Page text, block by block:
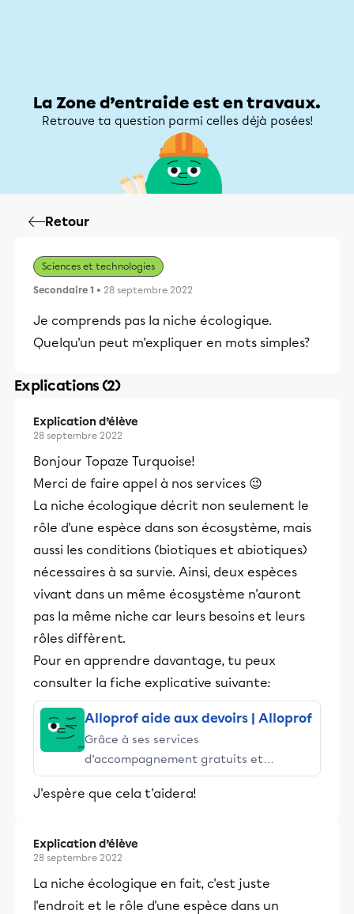
La Zone d’entraide est en travaux.
Retrouve ta question parmi celles déjà posées!
Retour
Sciences et technologies
Secondaire 1 • 28 septembre 2022
Je comprends pas la niche écologique.
Quelqu'un peut m'expliquer en mots simples?
Explications (2)
Explication d’élève
28 septembre 2022
Bonjour Topaze Turquoise!
Merci de faire appel à nos services 😉
La niche écologique décrit non seulement le
rôle d'une espèce dans son écosystème, mais
aussi les conditions (biotiques et abiotiques)
nécessaires à sa survie. Ainsi, deux espèces
vivant dans un même écosystème n'auront
pas la même niche car leurs besoins et leurs
rôles diffèrent.
Pour en apprendre davantage, tu peux
consulter la fiche explicative suivante:
Alloprof aide aux devoirs | Alloprof
Grâce à ses services
d’accompagnement gratuits et
stimulants, Alloprof engage les élèves
et leurs parents dans la réussite
J'espère que cela t'aidera!
Explication d’élève
28 septembre 2022
La niche écologique en fait, c'est juste
l'endroit et le rôle d'une espèce dans un